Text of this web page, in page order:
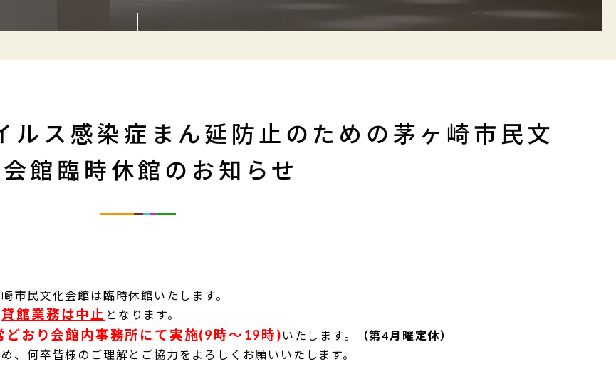
ルス感染症まん延防止のための茅ヶ崎市民文
館臨時休館のお知らせ
市民文化会館は臨時休館いたします。
貸館業務は中止 となります。
おり会館内事務所にて実施(9時～19時) いたします。
（第4月曜定休）
、何卒皆様のご理解とご協力をよろしくお願いいたします。